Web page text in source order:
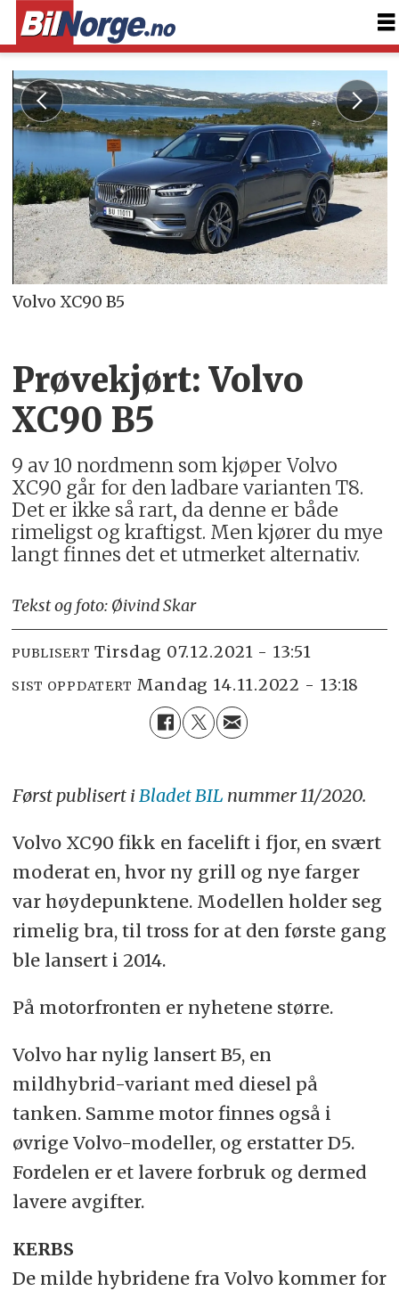
Volvo XC90 B5
Prøvekjørt: Volvo
XC90 B5
9 av 10 nordmenn som kjøper Volvo
XC90 går for den ladbare varianten T8.
Det er ikke så rart, da denne er både
rimeligst og kraftigst. Men kjører du mye
langt finnes det et utmerket alternativ.
Tekst og foto: Øivind Skar
PUBLISERT tirsdag 07.12.2021 - 13:51
SIST OPPDATERT mandag 14.11.2022 - 13:18
Først publisert iBladet BIL nummer 11/2020.
Volvo XC90 fikk en facelift i fjor, en svært
moderat en, hvor ny grill og nye farger
var høydepunktene. Modellen holder seg
rimelig bra, til tross for at den første gang
ble lansert i 2014.
På motorfronten er nyhetene større.
Volvo har nylig lansert B5, en
mildhybrid-variant med diesel på
tanken. Samme motor finnes også i
øvrige Volvo-modeller, og erstatter D5.
Fordelen er et lavere forbruk og dermed
lavere avgifter.
KERBS
De milde hybridene fra Volvo kommer for